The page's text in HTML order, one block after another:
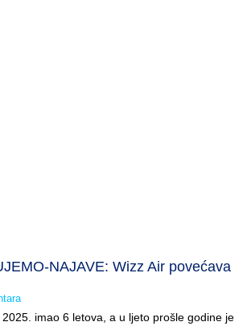
NAJAVE: Wizz Air povećava
imao 6 letova, a u ljeto prošle godine je